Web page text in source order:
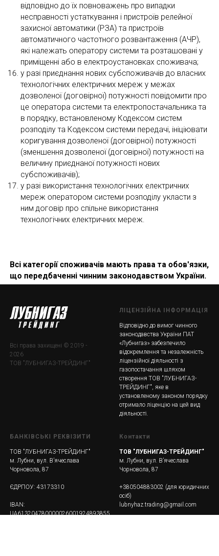
відповідно до їх повноважень про випадки
несправності устаткування і пристроїв релейної
захисної автоматики (РЗА) та пристроїв
автоматичного частотного розвантаження (АЧР),
які належать оператору системи та розташовані у
приміщенні або в електроустановках споживача;
у разі приєднання нових субспоживачів до власних
технологічних електричних мереж у межах
дозволеної (договірної) потужності повідомити про
це оператора системи та електропостачальника та
в порядку, встановленому Кодексом систем
розподілу та Кодексом системи передачі, ініціювати
коригування дозволеної (договірної) потужності
(зменшення дозволеної (договірної) потужності на
величину приєднаної потужності нових
субспоживачів);
у разі використання технологічних електричних
мереж оператором системи розподілу укласти з
ним договір про спільне використання
технологічних електричних мереж.
Всі категорії споживачів мають права та обов'язки,
що передбаченні чинним законодавством України.
Всі права захищені © 2019 -
2026
ТОВ "ЛУБНИГАЗ-ТРЕЙДИНГ"
ЛІЦЕНЗІЙНА ІНФОРМАЦІЯ
Відповідно до вимог чинного
законодавства України ПАТ
«Лубнигаз» забезпечило
відокремлення та незалежність
ліцензійної діяльності з
газопостачання шляхом
створення ТОВ "ЛУБНИГАЗ-
ТРЕЙДИНГ", яке в
установленому законом порядку
отримало ліценцію на цей вид
діяльності.
БАНКІВСЬКІ РЕКВІЗИТИ
ТОВ "ЛУБНИГАЗ-ТРЕЙДИНГ"
м. Лубни, вул. Вʼячеслава
Чорновола, 87
ЄДРПОУ: 43173310
IBAN:
UA613204780000026001924893855
Контакти
ТОВ "ЛУБНИГАЗ-ТРЕЙДИНГ"
м. Лубни, вул. Вʼячеслава
Чорновола, 87
+380504883002 (для юридичних
осіб)
lubnyhaz.trading@gmail.com